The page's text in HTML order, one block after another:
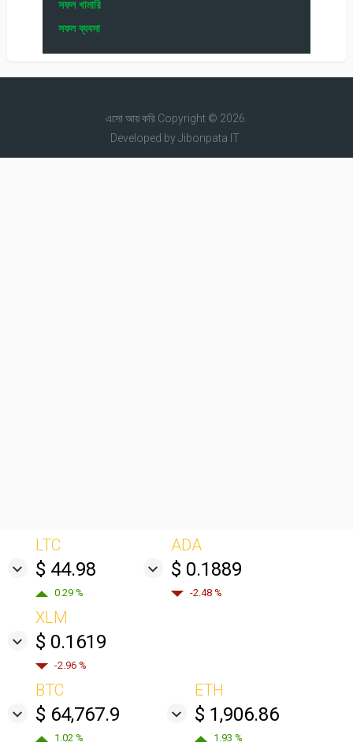
সফল খামারি
সফল ব্যবসা
এসো আয় করিCopyright © 2026.
Developed byJibonpata IT
LTC
$ 44.98
0.29 %
ADA
$ 0.1889
-2.48 %
XLM
$ 0.1619
-2.96 %
BTC
$ 64,767.9
1.02 %
ETH
$ 1,906.86
1.93 %